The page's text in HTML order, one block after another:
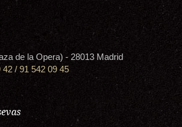
de la Opera) - 28013 Madrid
42 / 91 542 09 45